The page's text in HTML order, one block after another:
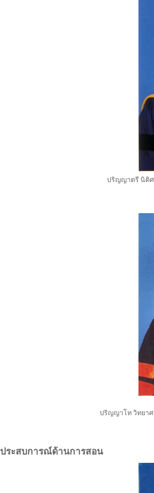
ปริญญาตรี นิติ
ปริญญาโท วิทยา
ประสบการณ์ด้านการสอน